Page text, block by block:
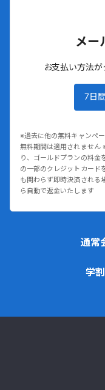
メー
お支払い方法
7日
※過去に他の無料キャンペ
無料期間は適用されません
り、ゴールドプランの料金
の一部のクレジットカード
も関わらず即時決済される
ら自動で返金いたします
通常
学